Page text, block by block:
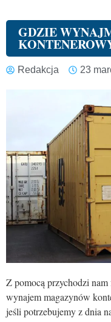
GDZIE
Redakcja 23
Z pomocą przychodzi
wynajem magazynów
jeśli potrzebujemy z dnia